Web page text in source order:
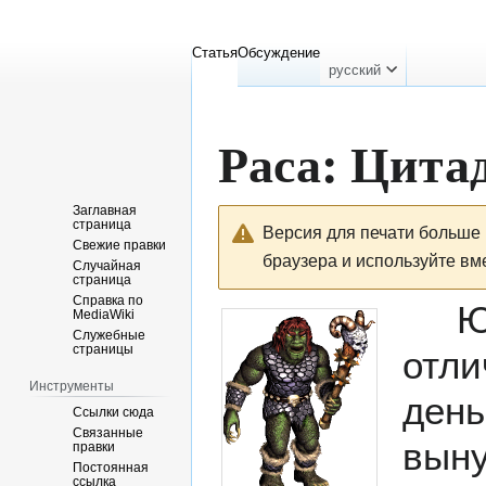
Раса:
навигации
поиску
Версия для печати
браузера и используйте
СтатьяОбсуждение
русский
Заглавная
страница
Свежие правки
Случайная
страница
Справка по
MediaWiki
Служебные
страницы
Инструменты
Ссылки сюда
Связанные
правки
Постоянная
ссылка